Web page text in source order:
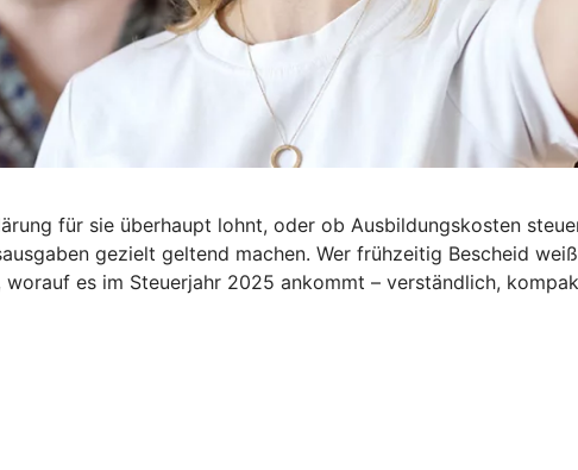
für sie überhaupt lohnt, oder ob Ausbildungskosten
gezielt geltend machen. Wer frühzeitig Bescheid
es im Steuerjahr 2025 ankommt – verständlich,